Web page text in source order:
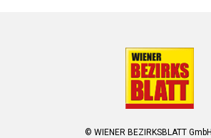
© WIENER BEZIRKSBLATT